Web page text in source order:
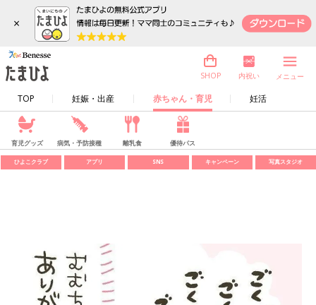
×
TOP 妊娠・出産 赤ちゃん・育児 妊活
SHOP 内祝い メニュー
育児グッズ 病気・予防接種 離乳食 優待パス
ひよこクラブ アプリ SNS キャンペーン 写真スタジオ